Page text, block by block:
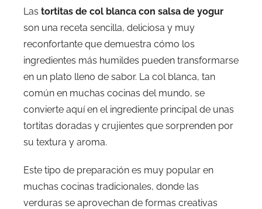
Las tortitas de col blanca con salsa de yogur
son una receta sencilla, deliciosa y muy
reconfortante que demuestra cómo los
ingredientes más humildes pueden transformarse
en un plato lleno de sabor. La col blanca, tan
común en muchas cocinas del mundo, se
convierte aquí en el ingrediente principal de unas
tortitas doradas y crujientes que sorprenden por
su textura y aroma.
Este tipo de preparación es muy popular en
muchas cocinas tradicionales, donde las
verduras se aprovechan de formas creativas